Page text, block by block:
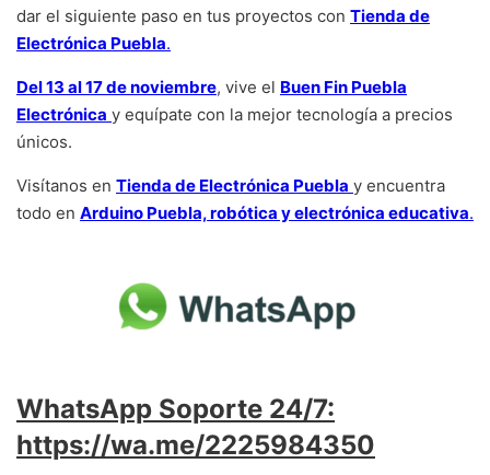
dar el siguiente paso en tus proyectos con Tienda de
Electrónica Puebla.
Del 13 al 17 de noviembre, vive el Buen Fin Puebla
Electrónica y equípate con la mejor tecnología a precios
únicos.
Visítanos en Tienda de Electrónica Puebla y encuentra
todo en Arduino Puebla, robótica y electrónica educativa.
WhatsApp Soporte 24/7:
https://wa.me/2225984350